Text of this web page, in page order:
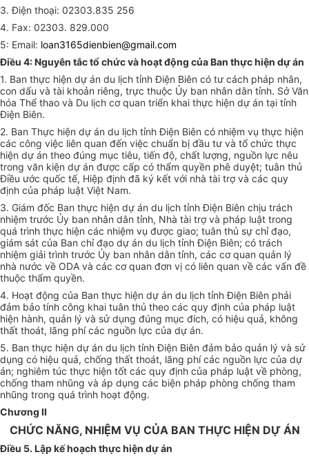
3. Điện thoại: 02303.835 256
4. Fax: 02303. 829.000
5: Email: loan3165dienbien@gmail.com
Điều 4: Nguyên tắc tổ chức và hoạt động của Ban thực hiện dự án
1. Ban thực hiện dự án du lịch tỉnh Điện Biên có tư cách pháp nhân,
con dấu và tài khoản riêng, trực thuộc Ủy ban nhân dân tỉnh. Sở Văn
hóa Thể thao và Du lịch cơ quan triển khai thực hiện dự án tại tỉnh
Điện Biên.
2. Ban Thực hiện dự án du lịch tỉnh Điện Biên có nhiệm vụ thực hiện
các công việc liên quan đến việc chuẩn bị đầu tư và tổ chức thực
hiện dự án theo đúng mục tiêu, tiến độ, chất lượng, nguồn lực nêu
trong văn kiện dự án được cấp có thẩm quyền phê duyệt; tuân thủ
Điều ước quốc tế, Hiệp định đã ký kết với nhà tài trợ và các quy
định của pháp luật Việt Nam.
3. Giám đốc Ban thực hiện dự án du lịch tỉnh Điện Biên chịu trách
nhiệm trước Ủy ban nhân dân tỉnh, Nhà tài trợ và pháp luật trong
quá trình thực hiện các nhiệm vụ được giao; tuân thủ sự chỉ đạo,
giám sát của Ban chỉ đạo dự án du lịch tỉnh Điện Biên; có trách
nhiệm giải trình trước Ủy ban nhân dân tỉnh, các cơ quan quản lý
nhà nước về ODA và các cơ quan đơn vị có liên quan về các vấn đề
thuộc thẩm quyền.
4. Hoạt động của Ban thực hiện dự án du lịch tỉnh Điện Biên phải
đảm bảo tính công khai tuân thủ theo các quy định của pháp luật
hiện hành, quản lý và sử dụng đúng mục đích, có hiệu quả, không
thất thoát, lãng phí các nguồn lực của dự án.
5. Ban thực hiện dự án du lịch tỉnh Điện Biên đảm bảo quản lý và sử
dụng có hiệu quả, chống thất thoát, lãng phí các nguồn lực của dự
án; nghiêm túc thực hiện tốt các quy định của pháp luật về phòng,
chống tham nhũng và áp dụng các biện pháp phòng chống tham
nhũng trong quá trình hoạt động.
Chương II
CHỨC NĂNG, NHIỆM VỤ CỦA BAN THỰC HIỆN DỰ ÁN
Điều 5. Lập kế hoạch thực hiện dự án